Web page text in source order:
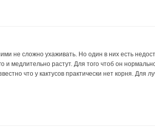
не сложно ухаживать. Но один в них есть
и медлительно растут. Для того чтоб он
что у кактусов практически нет корня. Для